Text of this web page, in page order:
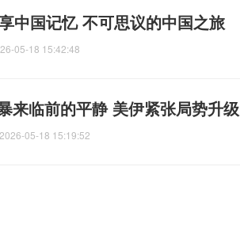
中国记忆 不可思议的中国之旅
05-18 15:42:48
来临前的平静 美伊紧张局势升级
2026-05-18 15:19:52